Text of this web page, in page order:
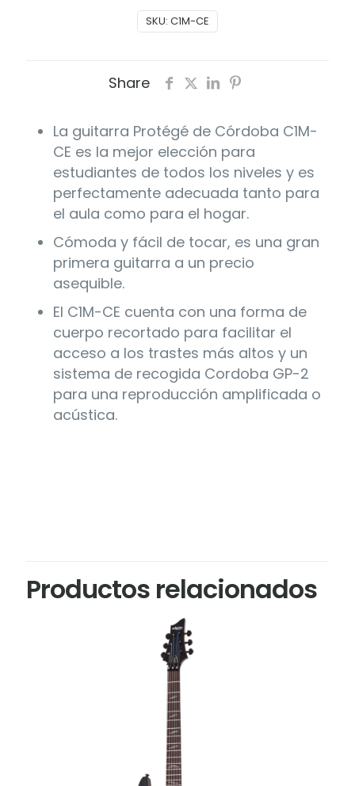
SKU: C1M-CE
Share
La guitarra Protégé de Córdoba C1M-
CE es la mejor elección para
estudiantes de todos los niveles y es
perfectamente adecuada tanto para
el aula como para el hogar.
Cómoda y fácil de tocar, es una gran
primera guitarra a un precio
asequible.
El C1M-CE cuenta con una forma de
cuerpo recortado para facilitar el
acceso a los trastes más altos y un
sistema de recogida Cordoba GP-2
para una reproducción amplificada o
acústica.
Productos relacionados